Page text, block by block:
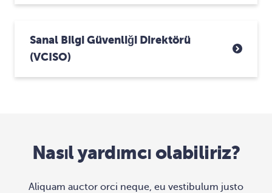
Sanal Bilgi Güvenliği Direktörü
(vCISO)
Nasıl yardımcı olabiliriz?
Aliquam auctor orci neque, eu vestibulum justo